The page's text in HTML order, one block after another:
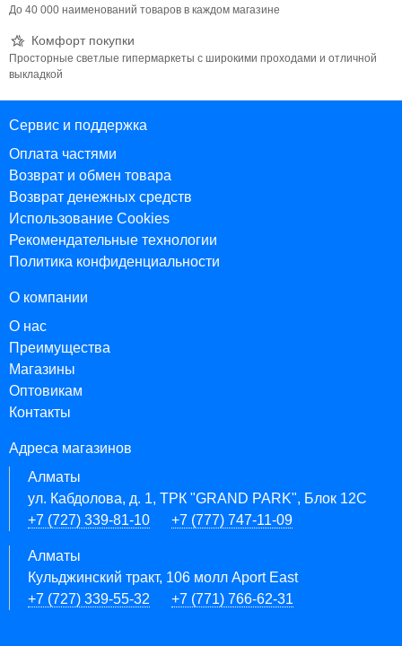
До 40 000 наименований товаров в каждом магазине
Комфорт покупки
Просторные светлые гипермаркеты с широкими проходами и отличной
выкладкой
Сервис и поддержка
Оплата частями
Возврат и обмен товара
Возврат денежных средств
Использование Cookies
Рекомендательные технологии
Политика конфиденциальности
О компании
О нас
Преимущества
Магазины
Оптовикам
Контакты
Адреса магазинов
Алматы
ул. Кабдолова, д. 1, ТРК "GRAND PARK", Блок 12C
+7 (727) 339-81-10
+7 (777) 747-11-09
Алматы
Кульджинский тракт, 106 молл Aport East
+7 (727) 339-55-32
+7 (771) 766-62-31